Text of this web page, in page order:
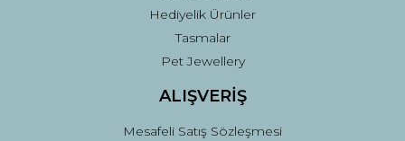
Hediyelik Ürünler
Tasmalar
Pet Jewellery
ALIŞVERİŞ
Mesafeli Satış Sözleşmesi